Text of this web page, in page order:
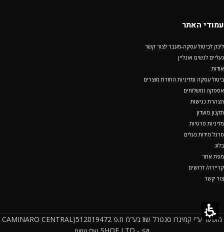
עמודי האתר
לינק לביטול עסקה-מעבר לצור קשר
נעליים לנשים אונליין
אודות
ביטול עסקה ומדיניות החזרת מוצרים
אספקה ומשלוחים
הצהרת נגישות
תקנון מועדון
מדיניות פרטיות
סרגל מידות נעלים
בלוג
מפת אתר
קריירה/ דרושים
צור קשר
מופעל ע"י קמינרו סנטרל שוז בע"מ ח.פ 512019472(CAMINARO CENTRAL